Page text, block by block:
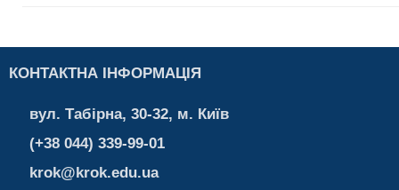
КОНТАКТНА ІНФОРМАЦІЯ
вул. Табірна, 30-32, м. Київ
(+38 044) 339-99-01
krok@krok.edu.ua